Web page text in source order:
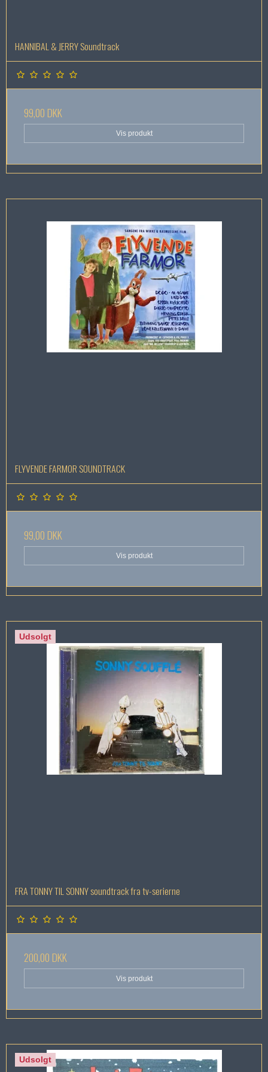
HANNIBAL & JERRY Soundtrack
99,00 DKK
Vis produkt
FLYVENDE FARMOR SOUNDTRACK
99,00 DKK
Vis produkt
Udsolgt
FRA TONNY TIL SONNY soundtrack fra tv-serierne
200,00 DKK
Vis produkt
Udsolgt